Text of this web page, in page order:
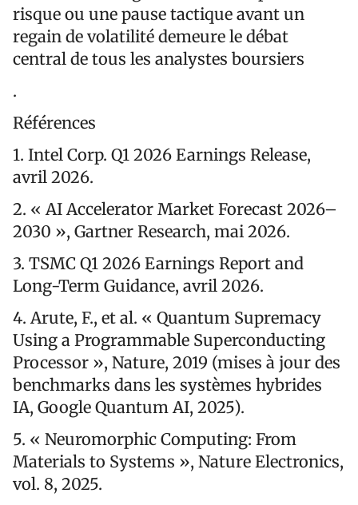
risque ou une pause tactique avant un
regain de volatilité demeure le débat
central de tous les analystes boursiers
.
Références
1. Intel Corp. Q1 2026 Earnings Release,
avril 2026.
2. « AI Accelerator Market Forecast 2026–
2030 », Gartner Research, mai 2026.
3. TSMC Q1 2026 Earnings Report and
Long-Term Guidance, avril 2026.
4. Arute, F., et al. « Quantum Supremacy
Using a Programmable Superconducting
Processor », Nature, 2019 (mises à jour des
benchmarks dans les systèmes hybrides
IA, Google Quantum AI, 2025).
5. « Neuromorphic Computing: From
Materials to Systems », Nature Electronics,
vol. 8, 2025.